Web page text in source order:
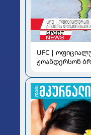
UFC |
ჟოანდერსონ